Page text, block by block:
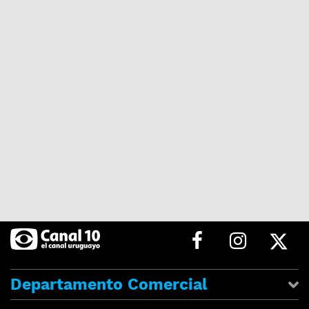
Departamento Comercial